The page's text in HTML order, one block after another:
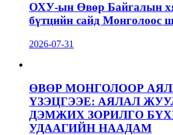
ОХУ-ын Өвөр Байгалын
бүтцийн сайд Монголоос
2026-07-31
ӨВӨР МОНГОЛООР
ҮЗЭЦГЭЭЕ: АЯЛАЛ
ДЭМЖИХ ЗОРИЛГО
УДААГИЙН НААДАМ